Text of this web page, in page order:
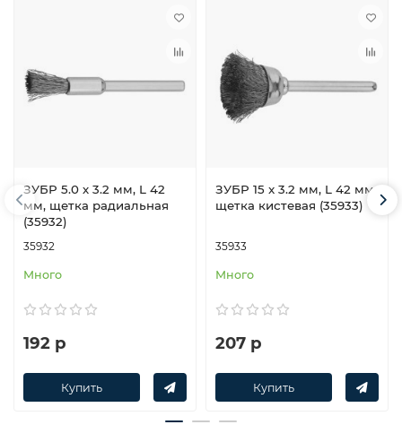
ЗУБР 5.0 х 3.2 мм, L 42
мм, щетка радиальная
(35932)
35932
Много
192 р
Купить
ЗУБР 15 x 3.2 мм, L 42 мм,
щетка кистевая (35933)
35933
Много
207 р
Купить